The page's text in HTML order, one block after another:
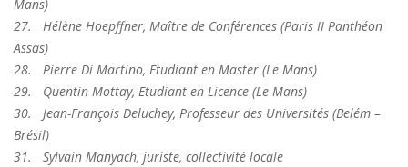
Mans)
27. Hélène Hoepffner, Maître de Conférences (Paris II Panthéon
Assas)
28. Pierre Di Martino, Etudiant en Master (Le Mans)
29. Quentin Mottay, Etudiant en Licence (Le Mans)
30. Jean-François Deluchey, Professeur des Universités (Belém –
Brésil)
31. Sylvain Manyach, juriste, collectivité locale